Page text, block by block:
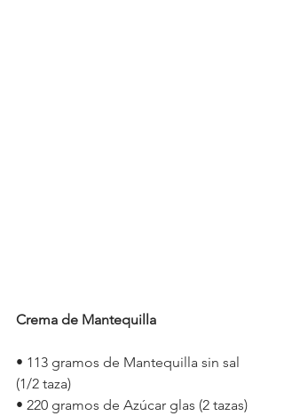
Crema de Mantequilla
• 113 gramos de Mantequilla sin sal
(1/2 taza)
• 220 gramos de Azúcar glas (2 tazas)